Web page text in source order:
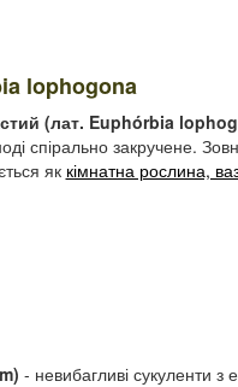
lophogona
(лат. Euphórbia
спірально закручене.
як кімнатна рослина,
- невибагливі сукуленти